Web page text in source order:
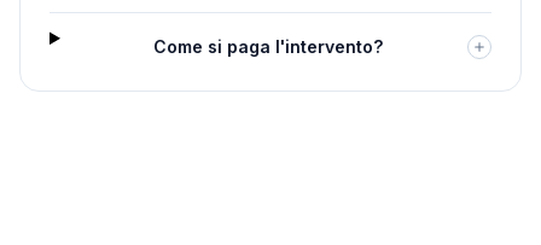
Come si paga l'intervento?